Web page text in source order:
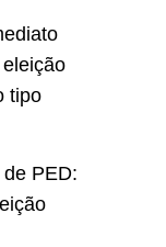
tipo
PED: